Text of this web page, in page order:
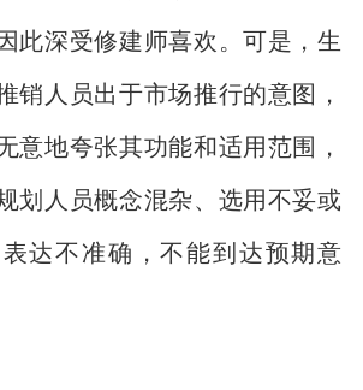
此深受修建师喜欢。可是，生
销人员出于市场推行的意图，
意地夸张其功能和适用范围，
划人员概念混杂、选用不妥或
达不准确，不能到达预期意